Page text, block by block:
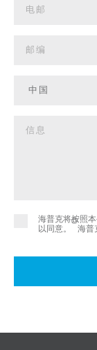
海普克将按照
以同意。
©
海普